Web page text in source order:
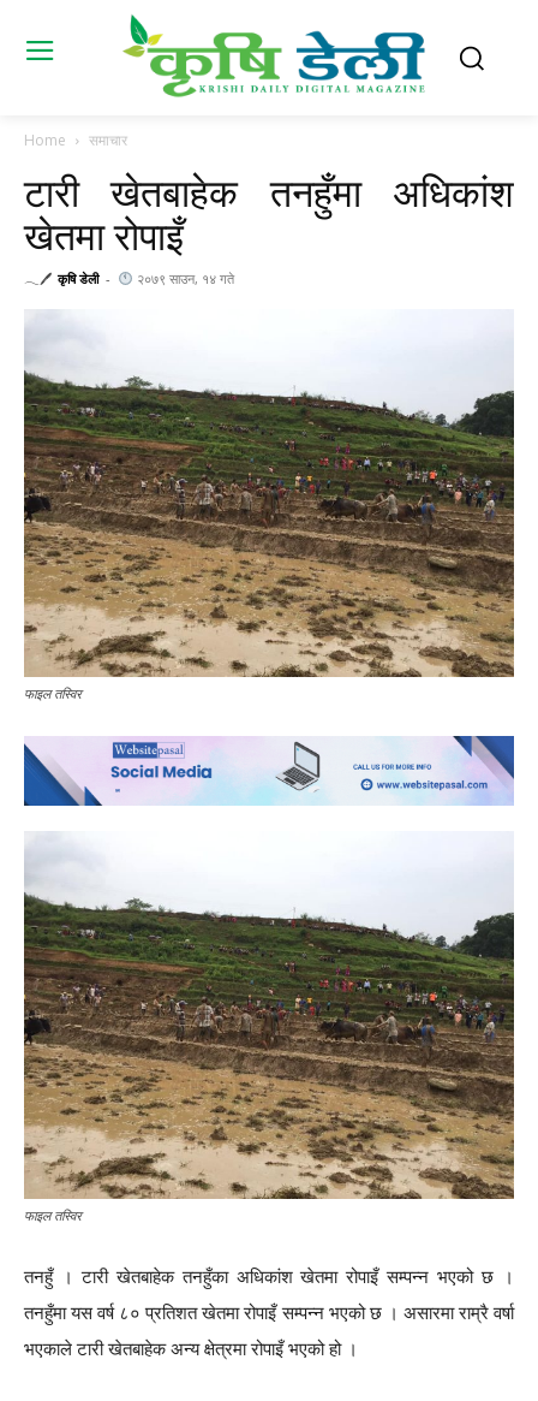
Home समाचार
टारी खेतबाहेक तनहुँमा अधिकांश
खेतमा रोपाइँ
𓂃🖊 कृषि डेली - २०७९ साउन, १४ गते
फाइल तस्विर
फाइल तस्विर
तनहुँ । टारी खेतबाहेक तनहुँका अधिकांश खेतमा रोपाइँ सम्पन्न भएको छ ।
तनहुँमा यस वर्ष ८० प्रतिशत खेतमा रोपाइँ सम्पन्न भएको छ । असारमा राम्रै वर्षा
भएकाले टारी खेतबाहेक अन्य क्षेत्रमा रोपाइँ भएको हो ।